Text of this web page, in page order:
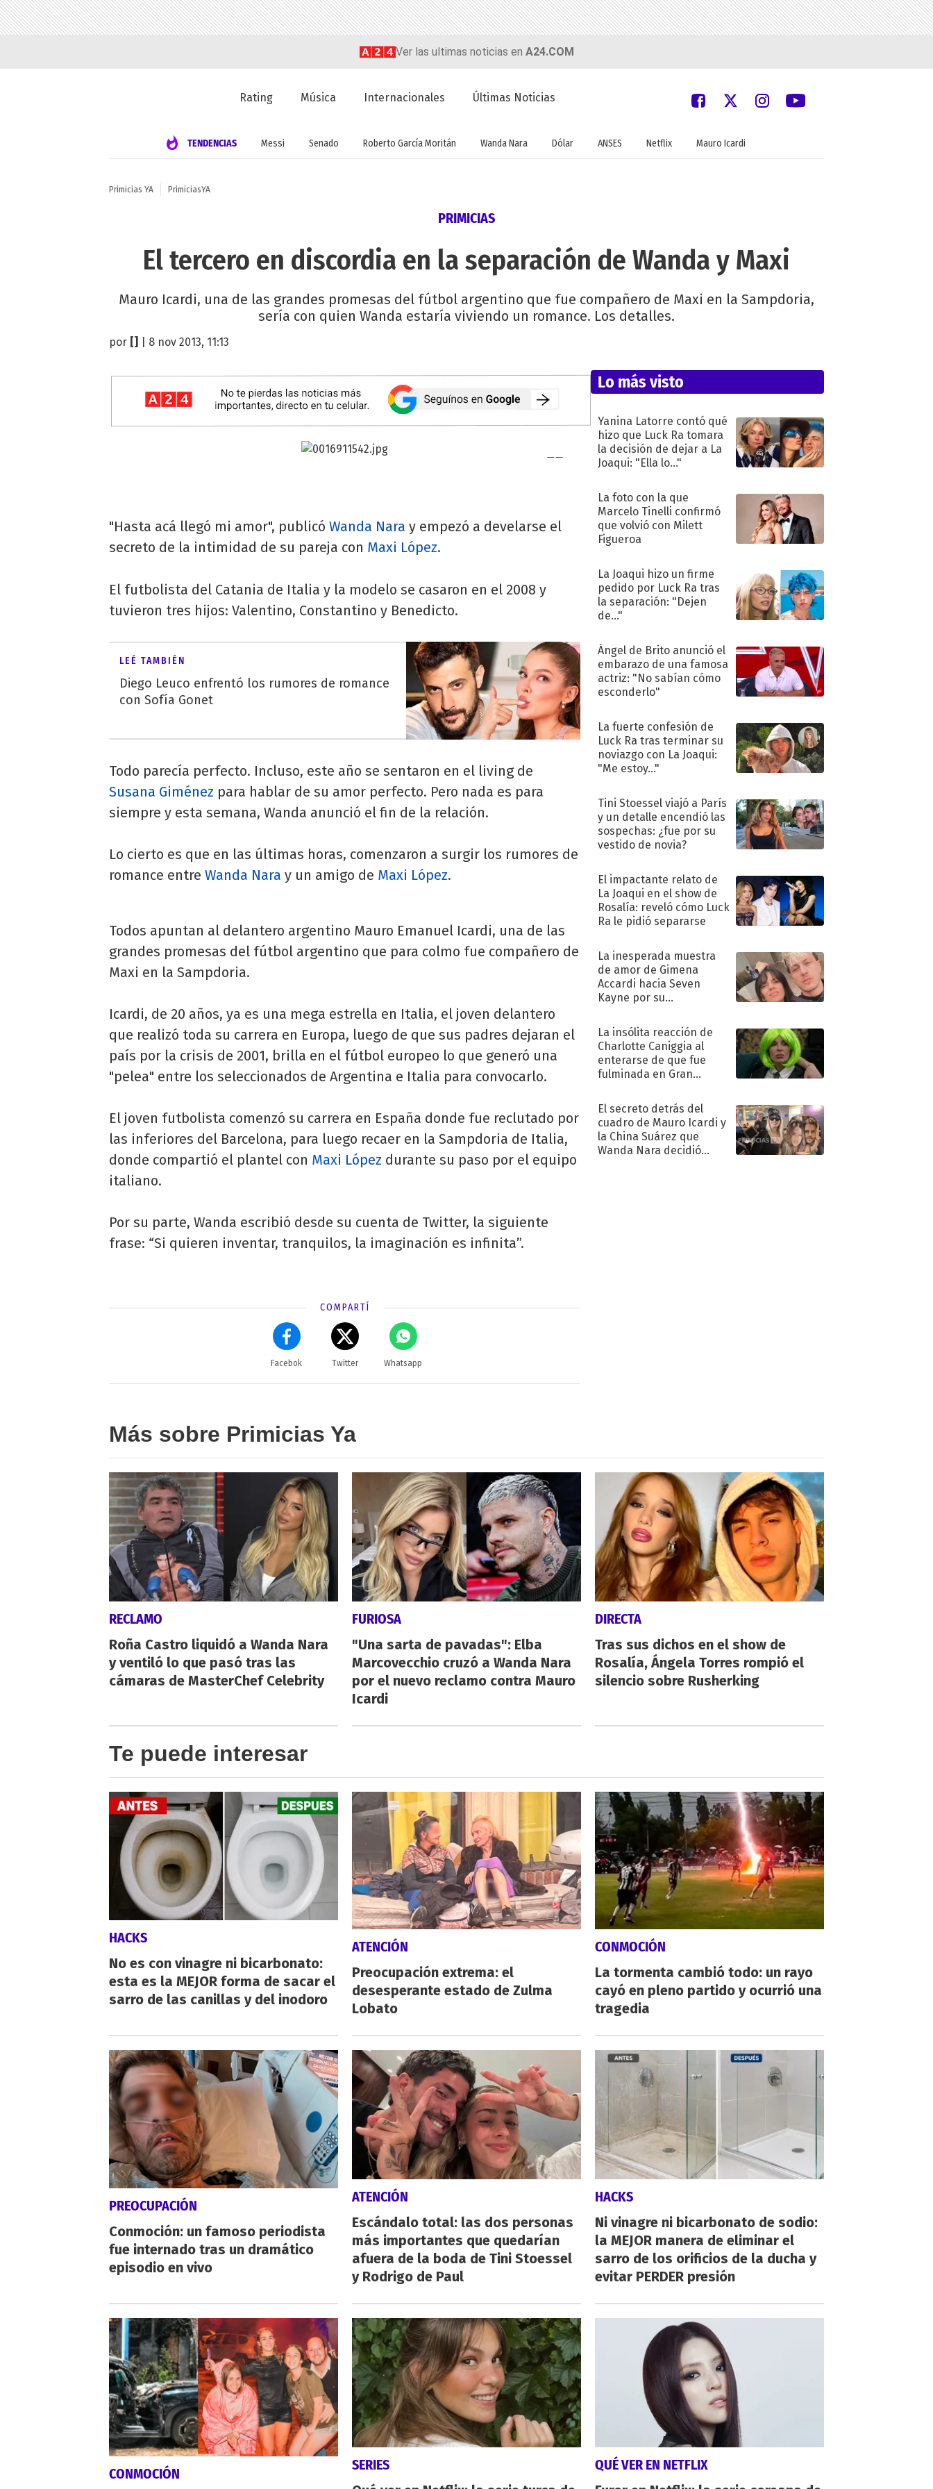
Ver las ultimas noticias en A24.COM
Rating Música Internacionales Últimas Noticias
TENDENCIAS Messi Senado Roberto García Moritán Wanda Nara Dólar ANSES Netflix Mauro Icardi
Primicias YA PrimiciasYA
PRIMICIAS
El tercero en discordia en la separación de Wanda y Maxi
Mauro Icardi, una de las grandes promesas del fútbol argentino que fue compañero de Maxi en la Sampdoria,
sería con quien Wanda estaría viviendo un romance. Los detalles.
por | 8 nov 2013, 11:13
"Hasta acá llegó mi amor", publicó Wanda Nara y empezó a develarse el
secreto de la intimidad de su pareja con Maxi López.
El futbolista del Catania de Italia y la modelo se casaron en el 2008 y
tuvieron tres hijos: Valentino, Constantino y Benedicto.
LEÉ TAMBIÉN
Diego Leuco enfrentó los rumores de romance
con Sofía Gonet
Todo parecía perfecto. Incluso, este año se sentaron en el living de
Susana Giménez para hablar de su amor perfecto. Pero nada es para
siempre y esta semana, Wanda anunció el fin de la relación.
Lo cierto es que en las últimas horas, comenzaron a surgir los rumores de
romance entre Wanda Nara y un amigo de Maxi López.
Todos apuntan al delantero argentino Mauro Emanuel Icardi, una de las
grandes promesas del fútbol argentino que para colmo fue compañero de
Maxi en la Sampdoria.
Icardi, de 20 años, ya es una mega estrella en Italia, el joven delantero
que realizó toda su carrera en Europa, luego de que sus padres dejaran el
país por la crisis de 2001, brilla en el fútbol europeo lo que generó una
"pelea" entre los seleccionados de Argentina e Italia para convocarlo.
El joven futbolista comenzó su carrera en España donde fue reclutado por
las inferiores del Barcelona, para luego recaer en la Sampdoria de Italia,
donde compartió el plantel con Maxi López durante su paso por el equipo
italiano.
Por su parte, Wanda escribió desde su cuenta de Twitter, la siguiente
frase: “Si quieren inventar, tranquilos, la imaginación es infinita”.
COMPARTÍ
Facebok Twitter Whatsapp
Lo más visto
Yanina Latorre contó qué
hizo que Luck Ra tomara
la decisión de dejar a La
Joaqui: "Ella lo..."
La foto con la que
Marcelo Tinelli confirmó
que volvió con Milett
Figueroa
La Joaqui hizo un firme
pedido por Luck Ra tras
la separación: "Dejen
de..."
Ángel de Brito anunció el
embarazo de una famosa
actriz: "No sabían cómo
esconderlo"
La fuerte confesión de
Luck Ra tras terminar su
noviazgo con La Joaqui:
"Me estoy..."
Tini Stoessel viajó a París
y un detalle encendió las
sospechas: ¿fue por su
vestido de novia?
El impactante relato de
La Joaqui en el show de
Rosalía: reveló cómo Luck
Ra le pidió separarse
La inesperada muestra
de amor de Gimena
Accardi hacia Seven
Kayne por su
La insólita reacción de
Charlotte Caniggia al
enterarse de que fue
fulminada en Gran
El secreto detrás del
cuadro de Mauro Icardi y
la China Suárez que
Wanda Nara decidió
Más sobre Primicias Ya
RECLAMO
Roña Castro liquidó a Wanda Nara
y ventiló lo que pasó tras las
cámaras de MasterChef Celebrity
FURIOSA
"Una sarta de pavadas": Elba
Marcovecchio cruzó a Wanda Nara
por el nuevo reclamo contra Mauro
Icardi
DIRECTA
Tras sus dichos en el show de
Rosalía, Ángela Torres rompió el
silencio sobre Rusherking
Te puede interesar
HACKS
No es con vinagre ni bicarbonato:
esta es la MEJOR forma de sacar el
sarro de las canillas y del inodoro
ATENCIÓN
Preocupación extrema: el
desesperante estado de Zulma
Lobato
CONMOCIÓN
La tormenta cambió todo: un rayo
cayó en pleno partido y ocurrió una
tragedia
PREOCUPACIÓN
Conmoción: un famoso periodista
fue internado tras un dramático
episodio en vivo
ATENCIÓN
Escándalo total: las dos personas
más importantes que quedarían
afuera de la boda de Tini Stoessel
y Rodrigo de Paul
HACKS
Ni vinagre ni bicarbonato de sodio:
la MEJOR manera de eliminar el
sarro de los orificios de la ducha y
evitar PERDER presión
CONMOCIÓN
SERIES
QUÉ VER EN NETFLIX